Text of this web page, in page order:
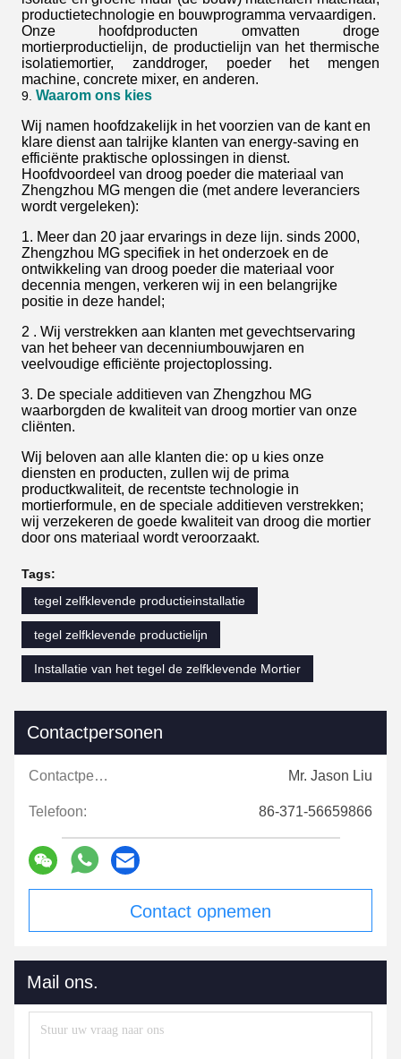
productietechnologie en bouwprogramma vervaardigen.
Onze hoofdproducten omvatten droge
mortierproductielijn, de productielijn van het thermische
isolatiemortier, zanddroger, poeder het mengen
machine, concrete mixer, en anderen.
9. Waarom ons kies
Wij namen hoofdzakelijk in het voorzien van de kant en
klare dienst aan talrijke klanten van energy-saving en
efficiënte praktische oplossingen in dienst.
Hoofdvoordeel van droog poeder die materiaal van
Zhengzhou MG mengen die (met andere leveranciers
wordt vergeleken):
1. Meer dan 20 jaar ervarings in deze lijn. sinds 2000,
Zhengzhou MG specifiek in het onderzoek en de
ontwikkeling van droog poeder die materiaal voor
decennia mengen, verkeren wij in een belangrijke
positie in deze handel;
2 . Wij verstrekken aan klanten met gevechtservaring
van het beheer van decenniumbouwjaren en
veelvoudige efficiënte projectoplossing.
3. De speciale additieven van Zhengzhou MG
waarborgden de kwaliteit van droog mortier van onze
cliënten.
Wij beloven aan alle klanten die: op u kies onze
diensten en producten, zullen wij de prima
productkwaliteit, de recentste technologie in
mortierformule, en de speciale additieven verstrekken;
wij verzekeren de goede kwaliteit van droog die mortier
door ons materiaal wordt veroorzaakt.
Tags:
tegel zelfklevende productieinstallatie
tegel zelfklevende productielijn
Installatie van het tegel de zelfklevende Mortier
Contactpersonen
Contactpersonen: Mr. Jason Liu
Telefoon: 86-371-56659866
Contact opnemen
Mail ons.